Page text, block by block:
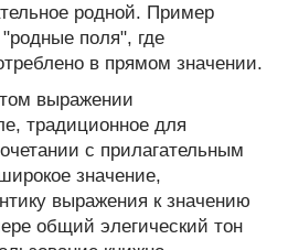
родной. Пример
поля", где
в прямом значении.
выражении
традиционное для
с прилагательным
значение,
выражения к значению
общий элегический тон